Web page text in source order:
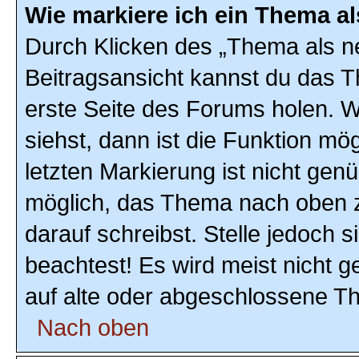
Wie markiere ich ein Thema
Durch Klicken des „Thema als
Beitragsansicht kannst du das
erste Seite des Forums holen.
siehst, dann ist die Funktion
letzten Markierung ist nicht
möglich, das Thema nach
darauf schreibst. Stelle jedoch
beachtest! Es wird meist nicht
auf alte oder abgeschlossene
Nach oben